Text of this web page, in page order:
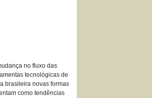
no fluxo das
tecnológicas de
brasileira novas formas
como tendências